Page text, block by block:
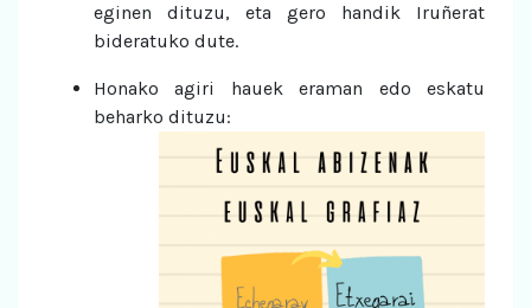
eginen dituzu, eta gero handik Iruñerat
bideratuko dute.
Honako agiri hauek eraman edo eskatu
beharko dituzu: